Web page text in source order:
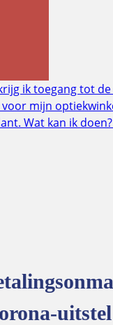
ik toegang tot
mijn
Wat kan ik doen?